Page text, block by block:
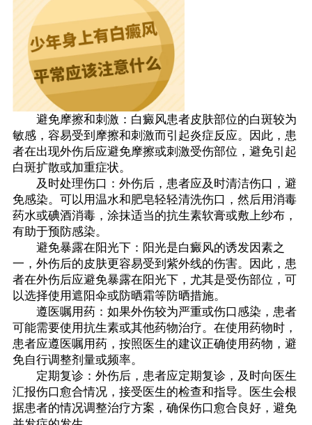
避免摩擦和刺激：白癜风患者皮肤部位的白斑较为
敏感，容易受到摩擦和刺激而引起炎症反应。因此，患
者在出现外伤后应避免摩擦或刺激受伤部位，避免引起
白斑扩散或加重症状。
及时处理伤口：外伤后，患者应及时清洁伤口，避
免感染。可以用温水和肥皂轻轻清洗伤口，然后用消毒
药水或碘酒消毒，涂抹适当的抗生素软膏或敷上纱布，
有助于预防感染。
避免暴露在阳光下：阳光是白癜风的诱发因素之
一，外伤后的皮肤更容易受到紫外线的伤害。因此，患
者在外伤后应避免暴露在阳光下，尤其是受伤部位，可
以选择使用遮阳伞或防晒霜等防晒措施。
遵医嘱用药：如果外伤较为严重或伤口感染，患者
可能需要使用抗生素或其他药物治疗。在使用药物时，
患者应遵医嘱用药，按照医生的建议正确使用药物，避
免自行调整剂量或频率。
定期复诊：外伤后，患者应定期复诊，及时向医生
汇报伤口愈合情况，接受医生的检查和指导。医生会根
据患者的情况调整治疗方案，确保伤口愈合良好，避免